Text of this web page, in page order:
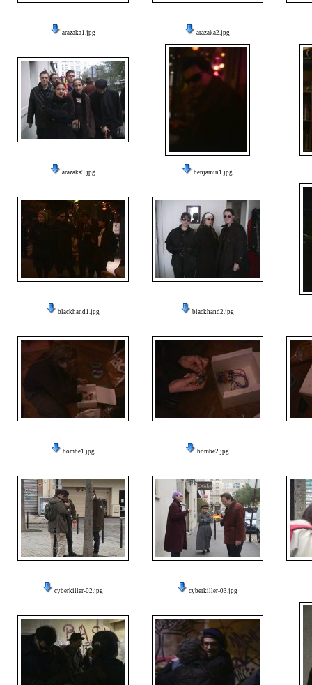
arazaka1.jpg arazaka2.jpg
arazaka5.jpg benjamin1.jpg
blackhand1.jpg blackhand2.jpg
bombe1.jpg bombe2.jpg
cyberkiller-02.jpg cyberkiller-03.jpg